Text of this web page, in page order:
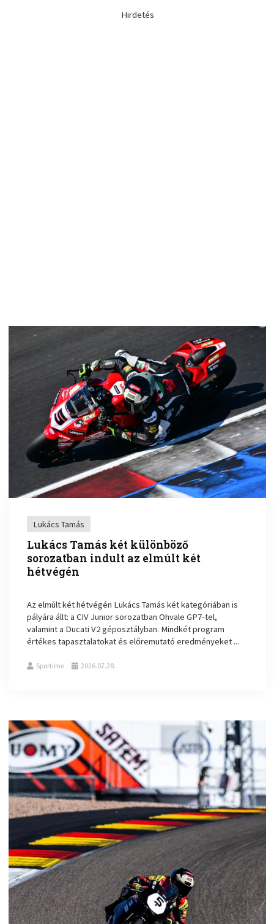
Hirdetés
Lukács Tamás
Lukács Tamás két különböző
sorozatban indult az elmúlt két
hétvégén
Az elmúlt két hétvégén Lukács Tamás két kategóriában is
pályára állt: a CIV Junior sorozatban Ohvale GP7‑tel,
valamint a Ducati V2 géposztályban. Mindkét program
értékes tapasztalatokat és előremutató eredményeket ...
Sportime 2026.07.28.